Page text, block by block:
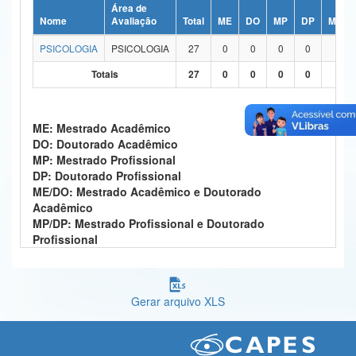
Ministério da Ciência, Tecnologia, Inovações e Comunicações
Ministério do Meio Ambiente
Controladoria-Geral da União
Ministério da Mulher, da Família e dos Direitos Humanos
Secretaria-Geral
Secretaria de Governo
Nome
Área de
Avaliação
Total ME DO MP DP
ME/
PSICOLOGIA
PSICOLOGIA 27 0 0 0 0
Totais
27 0 0 0 0
ME: Mestrado Acadêmico
DO: Doutorado Acadêmico
MP: Mestrado Profissional
DP: Doutorado Profissional
ME/DO: Mestrado Acadêmico e Doutorado
Acadêmico
MP/DP: Mestrado Profissional e Doutorado
Profissional
Gerar arquivo XLS